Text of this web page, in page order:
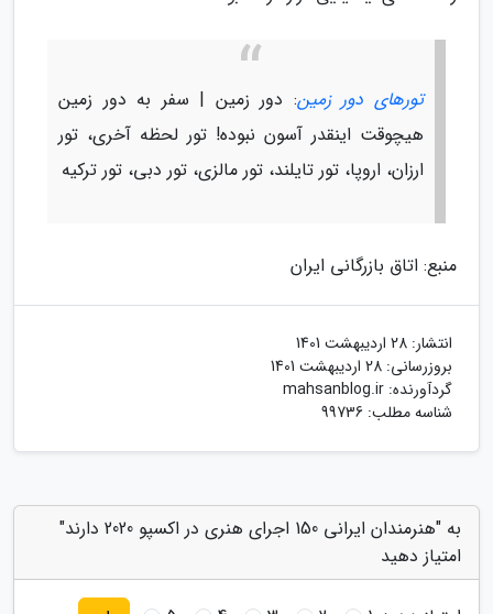
تورهای دور زمین: دور زمین | سفر به دور زمین
هیچوقت اینقدر آسون نبوده! تور لحظه آخری، تور
ارزان، اروپا، تور تایلند، تور مالزی، تور دبی، تور ترکیه
منبع: اتاق بازرگانی ایران
انتشار: 28 اردیبهشت 1401
بروزرسانی: 28 اردیبهشت 1401
گردآورنده: mahsanblog.ir
شناسه مطلب: 99736
به "هنرمندان ایرانی 150 اجرای هنری در اکسپو 2020 دارند"
امتیاز دهید